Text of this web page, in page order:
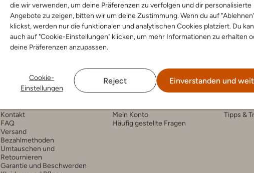
die wir verwenden, um deine Präferenzen zu verfolgen und dir personalisierte
Angebote zu zeigen, bitten wir um deine Zustimmung. Wenn du auf
klickst, werden nur die funktionalen und analytischen Cookies platziert. Du
auch auf "Cookie-Einstellungen" klicken, um mehr Informationen zu erhalten
deine Präferenzen anzupassen.
Cookie-
Einstellungen
Reject Einverstanden und
Kundenservice
Kontakt
FAQ
Versand
Bezahlmethoden
Umtauschen und
Retournieren
Garantie und Beschwerden
Account
Mein Konto
Häufig gestellte Fragen
Tipps &